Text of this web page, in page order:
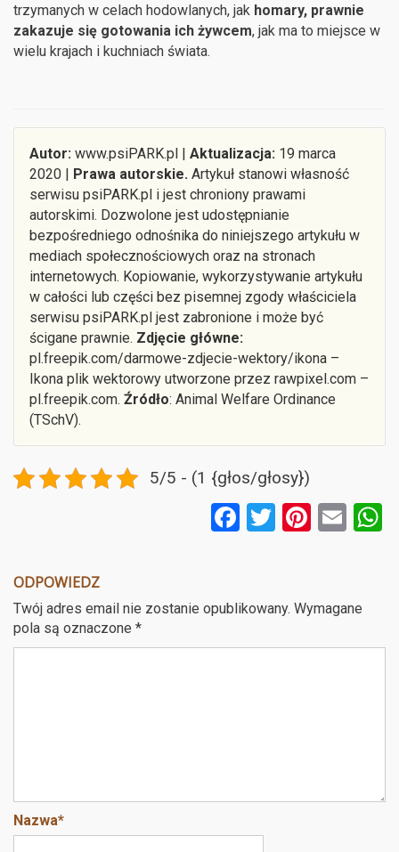
trzymanych w celach hodowlanych, jak homary, prawnie
zakazuje się gotowania ich żywcem, jak ma to miejsce w
wielu krajach i kuchniach świata.
Autor: www.psiPARK.pl | Aktualizacja: 19 marca
2020 | Prawa autorskie. Artykuł stanowi własność
serwisu psiPARK.pl i jest chroniony prawami
autorskimi. Dozwolone jest udostępnianie
bezpośredniego odnośnika do niniejszego artykułu w
mediach społecznościowych oraz na stronach
internetowych. Kopiowanie, wykorzystywanie artykułu
w całości lub części bez pisemnej zgody właściciela
serwisu psiPARK.pl jest zabronione i może być
ścigane prawnie. Zdjęcie główne:
pl.freepik.com/darmowe-zdjecie-wektory/ikona –
Ikona plik wektorowy utworzone przez rawpixel.com –
pl.freepik.com. Źródło: Animal Welfare Ordinance
(TSchV).
5/5 - (1 {głos/głosy})
F
b
o
T
er
Pi
es
E
ODPOWIEDZ
Twój adres email nie zostanie opublikowany. Wymagane
pola są oznaczone *
Nazwa*